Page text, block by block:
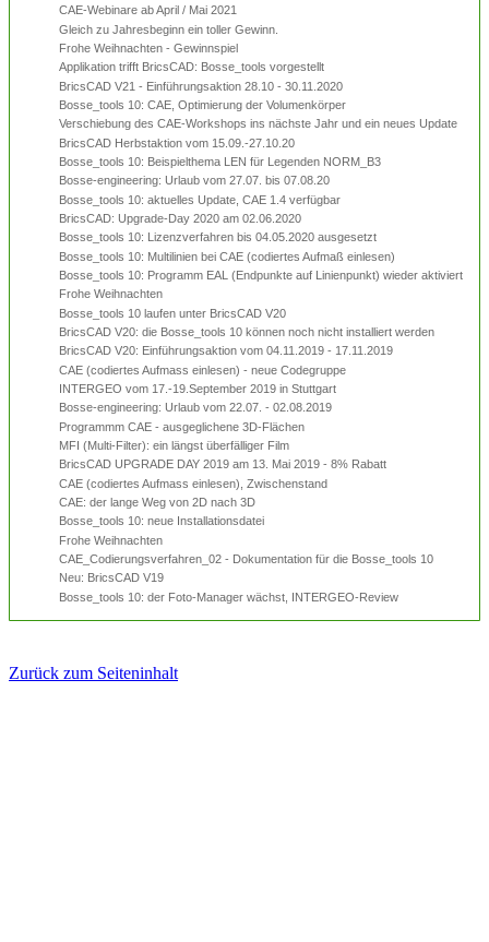
CAE-Webinare ab April / Mai 2021
Gleich zu Jahresbeginn ein toller Gewinn.
Frohe Weihnachten - Gewinnspiel
Applikation trifft BricsCAD: Bosse_tools vorgestellt
BricsCAD V21 - Einführungsaktion 28.10 - 30.11.2020
Bosse_tools 10: CAE, Optimierung der Volumenkörper
Verschiebung des CAE-Workshops ins nächste Jahr und ein neues Update
BricsCAD Herbstaktion vom 15.09.-27.10.20
Bosse_tools 10: Beispielthema LEN für Legenden NORM_B3
Bosse-engineering: Urlaub vom 27.07. bis 07.08.20
Bosse_tools 10: aktuelles Update, CAE 1.4 verfügbar
BricsCAD: Upgrade-Day 2020 am 02.06.2020
Bosse_tools 10: Lizenzverfahren bis 04.05.2020 ausgesetzt
Bosse_tools 10: Multilinien bei CAE (codiertes Aufmaß einlesen)
Bosse_tools 10: Programm EAL (Endpunkte auf Linienpunkt) wieder aktiviert
Frohe Weihnachten
Bosse_tools 10 laufen unter BricsCAD V20
BricsCAD V20: die Bosse_tools 10 können noch nicht installiert werden
BricsCAD V20: Einführungsaktion vom 04.11.2019 - 17.11.2019
CAE (codiertes Aufmass einlesen) - neue Codegruppe
INTERGEO vom 17.-19.September 2019 in Stuttgart
Bosse-engineering: Urlaub vom 22.07. - 02.08.2019
Programmm CAE - ausgeglichene 3D-Flächen
MFI (Multi-Filter): ein längst überfälliger Film
BricsCAD UPGRADE DAY 2019 am 13. Mai 2019 - 8% Rabatt
CAE (codiertes Aufmass einlesen), Zwischenstand
CAE: der lange Weg von 2D nach 3D
Bosse_tools 10: neue Installationsdatei
Frohe Weihnachten
CAE_Codierungsverfahren_02 - Dokumentation für die Bosse_tools 10
Neu: BricsCAD V19
Bosse_tools 10: der Foto-Manager wächst, INTERGEO-Review
Zurück zum Seiteninhalt